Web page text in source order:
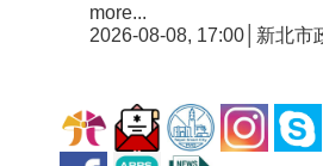
more...
2026-08-08, 17:00│新北市